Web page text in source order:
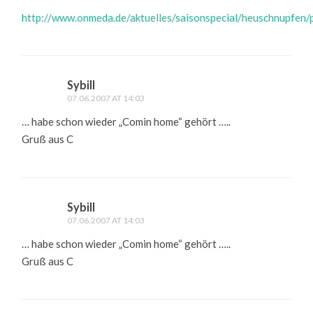
http://www.onmeda.de/aktuelles/saisonspecial/
Sybill
07.06.2007 AT 14:03
… habe schon wieder „Comin home“ gehört …..
Gruß aus C
Sybill
07.06.2007 AT 14:03
… habe schon wieder „Comin home“ gehört …..
Gruß aus C